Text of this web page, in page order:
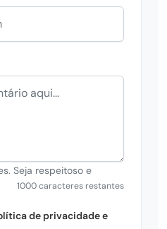
Seja respeitoso e
1000 caracteres restantes
de privacidade e